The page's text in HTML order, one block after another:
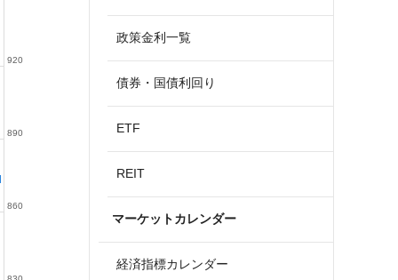
860
890
920
政策金利一覧
債券・国債利回り
ETF
REIT
マーケットカレンダー
経済指標カレンダー